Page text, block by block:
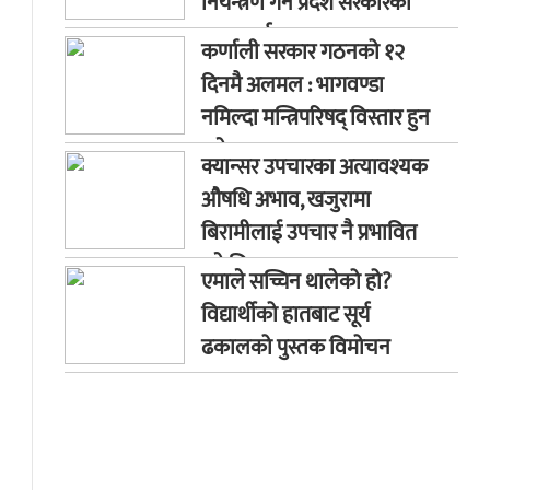
ध्यानाकर्षण
कर्णाली सरकार गठनको १२
दिनमै अलमल : भागवण्डा
नमिल्दा मन्त्रिपरिषद् विस्तार हुन
सकेन
क्यान्सर उपचारका अत्यावश्यक
औषधि अभाव, खजुरामा
बिरामीलाई उपचार नै प्रभावित
हुने चिन्ता
एमाले सच्चिन थालेको हो?
विद्यार्थीको हातबाट सूर्य
ढकालको पुस्तक विमोचन